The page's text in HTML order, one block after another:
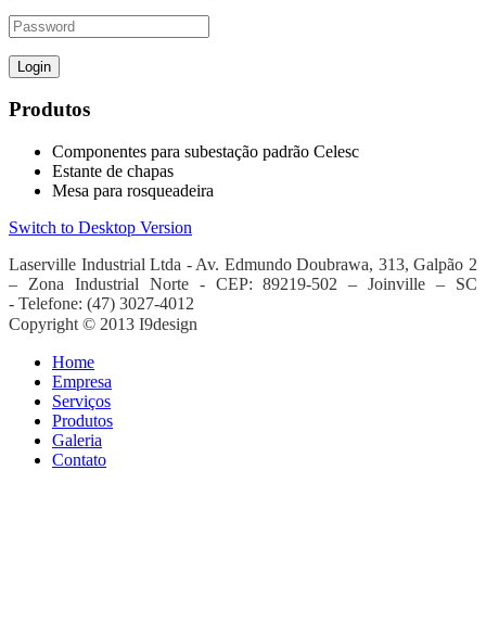
Produtos
Componentes para subestação padrão Celesc
Estante de chapas
Mesa para rosqueadeira
Switch to Desktop Version
Laserville Industrial Ltda - Av. Edmundo Doubrawa, 313, Galpão 2
– Zona Industrial Norte - CEP: 89219-502 – Joinville – SC
- Telefone: (47) 3027-4012
Copyright © 2013 I9design
Home
Empresa
Serviços
Produtos
Galeria
Contato